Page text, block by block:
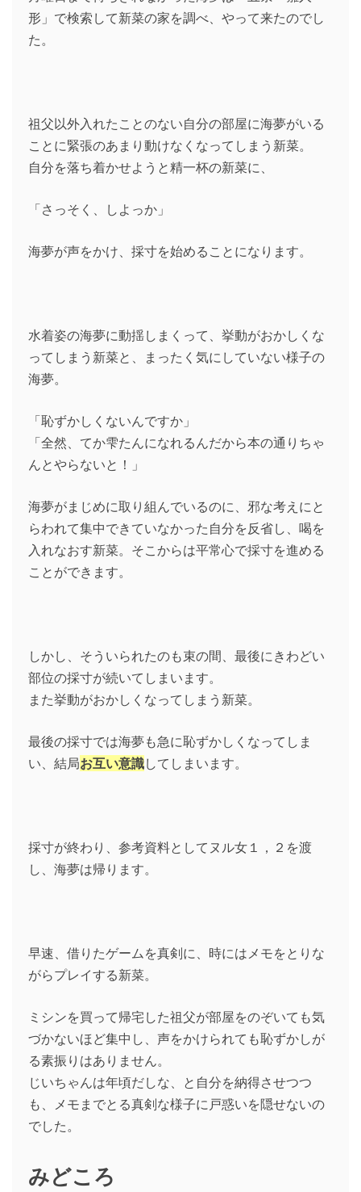
形」で検索して新菜の家を調べ、やって来たのでし
た。
祖父以外入れたことのない自分の部屋に海夢がいる
ことに緊張のあまり動けなくなってしまう新菜。
自分を落ち着かせようと精一杯の新菜に、
「さっそく、しよっか」
海夢が声をかけ、採寸を始めることになります。
水着姿の海夢に動揺しまくって、挙動がおかしくな
ってしまう新菜と、まったく気にしていない様子の
海夢。
「恥ずかしくないんですか」
「全然、てか雫たんになれるんだから本の通りちゃ
んとやらないと！」
海夢がまじめに取り組んでいるのに、邪な考えにと
らわれて集中できていなかった自分を反省し、喝を
入れなおす新菜。そこからは平常心で採寸を進める
ことができます。
しかし、そういられたのも束の間、最後にきわどい
部位の採寸が続いてしまいます。
また挙動がおかしくなってしまう新菜。
最後の採寸では海夢も急に恥ずかしくなってしま
い、結局お互い意識してしまいます。
採寸が終わり、参考資料としてヌル女１，２を渡
し、海夢は帰ります。
早速、借りたゲームを真剣に、時にはメモをとりな
がらプレイする新菜。
ミシンを買って帰宅した祖父が部屋をのぞいても気
づかないほど集中し、声をかけられても恥ずかしが
る素振りはありません。
じいちゃんは年頃だしな、と自分を納得させつつ
も、メモまでとる真剣な様子に戸惑いを隠せないの
でした。
みどころ